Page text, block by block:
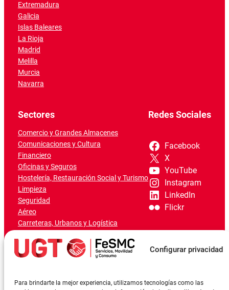
Configurar privacidad
Para brindarte la mejor experiencia, utilizamos tecnologías como las
Extremadura
Galicia
Islas Baleares
La Rioja
Madrid
Melilla
Murcia
Navarra
Sectores
Comercio y Grandes Almacenes
Comunicaciones y Cultura
Financiero
Oficinas y Seguros
Hostelería, Restauración Social y Turismo
Limpieza
Seguridad
Aéreo
Carreteras, Urbanos y Logística
Marítimo-Portuario
Redes Sociales
Facebook
X
YouTube
Instagram
LinkedIn
Flickr